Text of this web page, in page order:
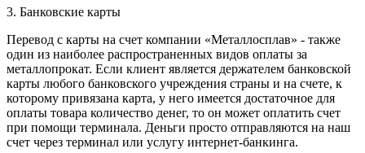
3. Банковские карты
Перевод с карты на счет компании «Металлосплав» - также
один из наиболее распространенных видов оплаты за
металлопрокат. Если клиент является держателем банковской
карты любого банковского учреждения страны и на счете, к
которому привязана карта, у него имеется достаточное для
оплаты товара количество денег, то он может оплатить счет
при помощи терминала. Деньги просто отправляются на наш
счет через терминал или услугу интернет-банкинга.